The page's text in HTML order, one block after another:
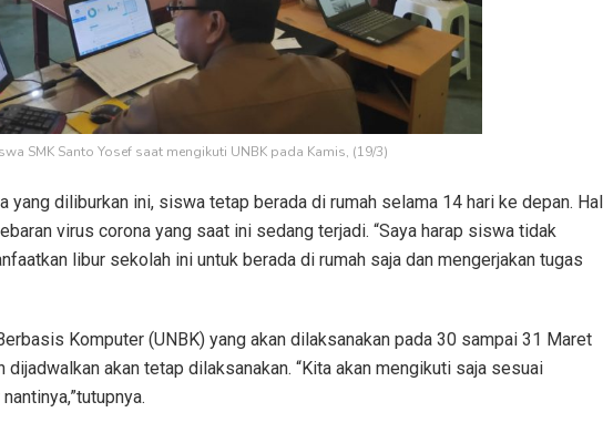
SMK Santo Yosef saat mengikuti UNBK pada Kamis, (19/3)
yang diliburkan ini, siswa tetap berada di rumah selama 14 hari ke depan. Hal
virus corona yang saat ini sedang terjadi. “Saya harap siswa tidak
libur sekolah ini untuk berada di rumah saja dan mengerjakan tugas
Komputer (UNBK) yang akan dilaksanakan pada 30 sampai 31 Maret
dijadwalkan akan tetap dilaksanakan. “Kita akan mengikuti saja sesuai